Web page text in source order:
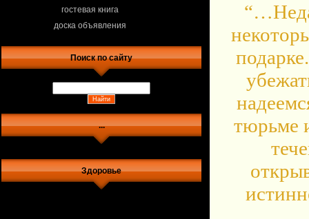
гостевая книга
доска объявления
Поиск по сайту
...
Здоровье
тюрьме